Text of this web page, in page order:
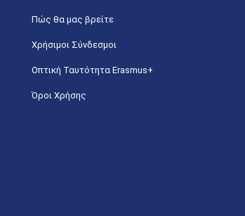
Πώς θα μας βρείτε
Χρήσιμοι Σύνδεσμοι
Οπτική Ταυτότητα Erasmus+
Όροι Χρήσης